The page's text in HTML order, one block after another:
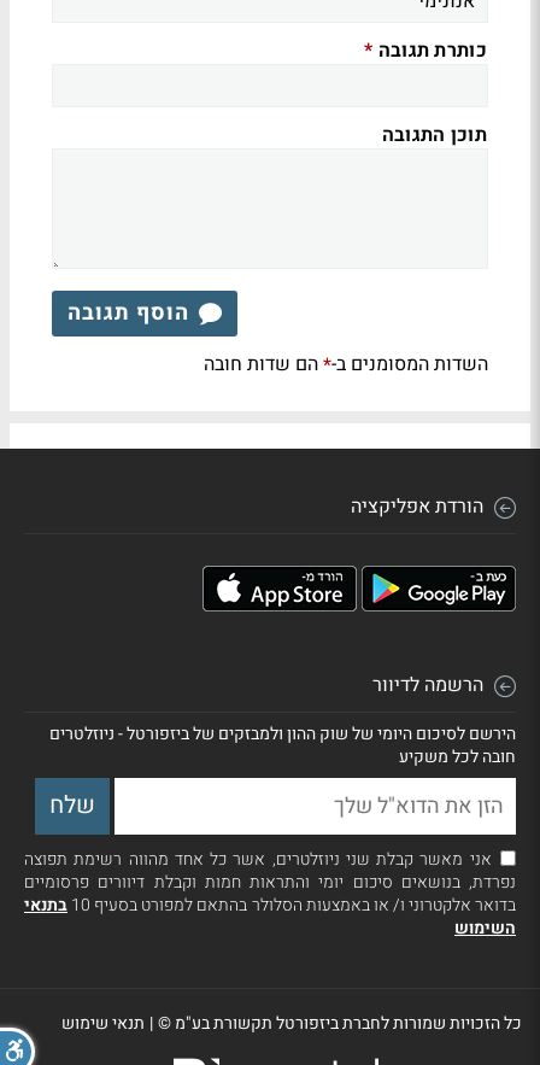
כותרת תגובה *
תוכן התגובה
הוסף תגובה
השדות המסומנים ב-*הם שדות חובה
הורדת אפליקציה
הרשמה לדיוור
הירשם לסיכום היומי של שוק ההון ולמבזקים של ביזפורטל - ניוזלטרים
חובה לכל משקיע
אני מאשר קבלת שני ניוזלטרים, אשר כל אחד מהווה רשימת תפוצה
נפרדת, בנושאים סיכום יומי והתראות חמות וקבלת דיוורים פרסומיים
בדואר אלקטרוני ו/ או באמצעות הסלולר בהתאם למפורט בסעיף 10
בתנאי
השימוש
כל הזכויות שמורות לחברת ביזפורטל תקשורת בע"מ ©| תנאי שימוש